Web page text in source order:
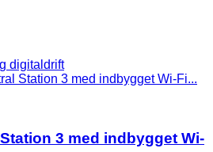
digitaldrift
Station 3 med indbygget Wi-Fi...
3 med indbygget Wi-